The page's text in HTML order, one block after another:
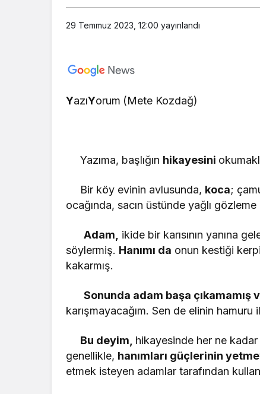
29 Temmuz 2023, 12:00 yayınlandı
YazıYorum (Mete Kozdağ)
Yazıma, başlığın hikayesini
Bir köy evinin avlusunda, koca;
ocağında, sacın üstünde yağlı
Adam,
ikide bir karısının yanına
söylermiş. Hanımı da onun kestiği
kakarmış.
Sonunda adam başa çıkamamış
karışmayacağım. Sen de elinin hamuru
Bu deyim, hikayesinde her ne kadar
genellikle, hanımları güçlerinin
etmek isteyen adamlar tarafından